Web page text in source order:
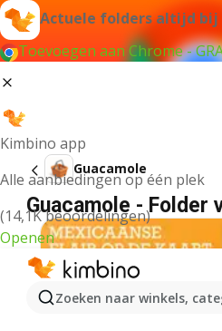
Actuele folders altijd bij
Toevoegen aan Chrome -
Kimbino app
Alle aanbiedingen op één plek
(14,1K beoordelingen)
Openen
Zoeken naar winkels,
Guacamole
Guacamole - Folder